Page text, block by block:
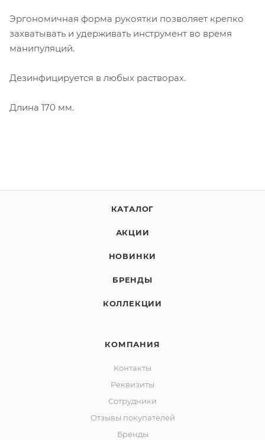
Эргономичная форма рукоятки позволяет крепко
захватывать и удерживать инструмент во время
манипуляций.
Дезинфицируется в любых растворах.
Длина 170 мм.
КАТАЛОГ
АКЦИИ
НОВИНКИ
БРЕНДЫ
КОЛЛЕКЦИИ
КОМПАНИЯ
Контакты
Реквизиты
Сотрудники
Отзывы покупателей
Бренды